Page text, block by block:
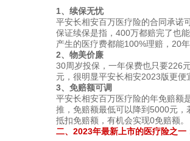
1、续保无忧
平安长相安百万医疗险的合同承诺
保证续保是指，400万都赔完了也
产生的医疗费都能100%理赔，20
2、物美价廉
30周岁投保，一年保费也只要226
元，很明显平安长相安2023版更便
3、免赔额可调
平安长相安百万医疗险的年免赔额
推，免赔额最低可以降到5000元
抵扣免赔额，有机会实现0免赔额。
二、2023年最新上市的医疗险之